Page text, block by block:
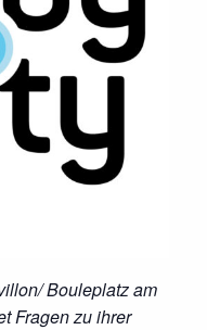
Bouleplatz am
Fragen zu ihrer